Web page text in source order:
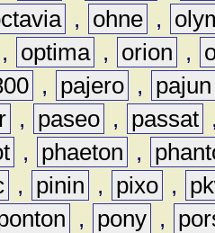
, ohne ,
, optima , orion ,
, pajero ,
pajun
, paseo , passat
, phaeton ,
, pinin , pixo ,
, pony ,